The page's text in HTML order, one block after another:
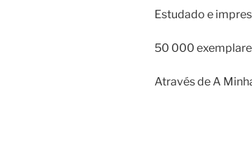
Estudado e
50 000
Através de A